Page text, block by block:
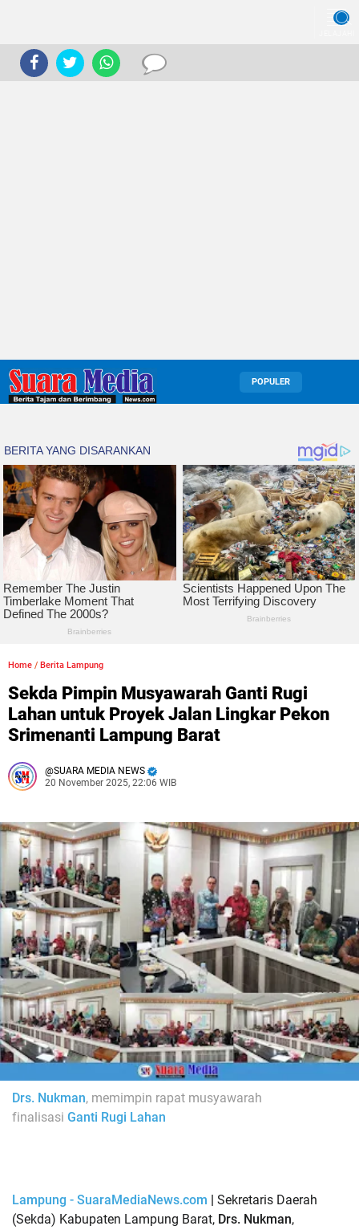
POPULER
Home / Berita Lampung
Sekda Pimpin Musyawarah Ganti Rugi
Lahan untuk Proyek Jalan Lingkar Pekon
Srimenanti Lampung Barat
SUARA MEDIA NEWS
20 November 2025, 22:06 WIB
Drs. Nukman, memimpin rapat musyawarah
finalisasi Ganti Rugi Lahan
Lampung - SuaraMediaNews.com
Sekretaris Daerah
(Sekda) Kabupaten Lampung Barat, Drs. Nukman,